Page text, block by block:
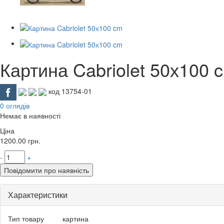
Картина Cabriolet 50х100
код 13754-01
0 оглядів
Немає в наявності
Ціна
1200.00 грн.
-
+
Повідомити про наявність
Характеристики
Тип товару
картина